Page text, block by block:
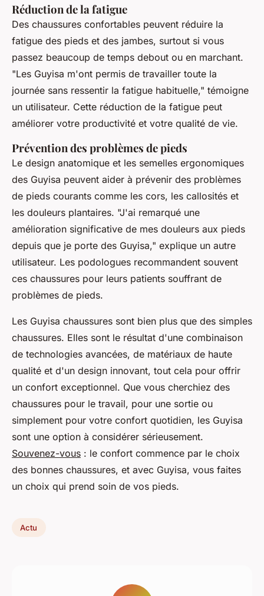
Réduction de la fatigue
Des chaussures confortables peuvent réduire la
fatigue des pieds et des jambes, surtout si vous
passez beaucoup de temps debout ou en marchant.
"Les Guyisa m'ont permis de travailler toute la
journée sans ressentir la fatigue habituelle," témoigne
un utilisateur. Cette réduction de la fatigue peut
améliorer votre productivité et votre qualité de vie.
Prévention des problèmes de pieds
Le design anatomique et les semelles ergonomiques
des Guyisa peuvent aider à prévenir des problèmes
de pieds courants comme les cors, les callosités et
les douleurs plantaires. "J'ai remarqué une
amélioration significative de mes douleurs aux pieds
depuis que je porte des Guyisa," explique un autre
utilisateur. Les podologues recommandent souvent
ces chaussures pour leurs patients souffrant de
problèmes de pieds.
Les Guyisa chaussures sont bien plus que des simples
chaussures. Elles sont le résultat d'une combinaison
de technologies avancées, de matériaux de haute
qualité et d'un design innovant, tout cela pour offrir
un confort exceptionnel. Que vous cherchiez des
chaussures pour le travail, pour une sortie ou
simplement pour votre confort quotidien, les Guyisa
sont une option à considérer sérieusement.
Souvenez-vous : le confort commence par le choix
des bonnes chaussures, et avec Guyisa, vous faites
un choix qui prend soin de vos pieds.
Actu